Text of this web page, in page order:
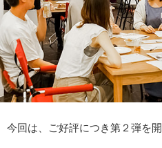
今回は、ご好評につき第２弾を開